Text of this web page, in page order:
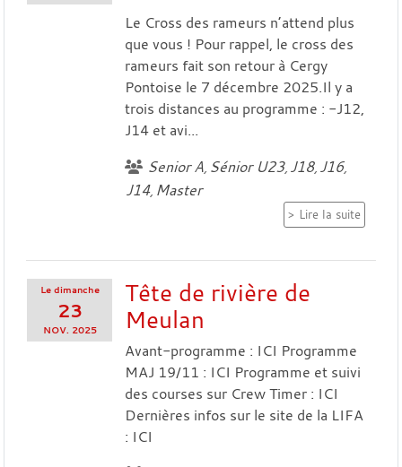
Le Cross des rameurs n’attend plus
que vous ! Pour rappel, le cross des
rameurs fait son retour à Cergy
Pontoise le 7 décembre 2025.Il y a
trois distances au programme : -J12,
J14 et avi...
Senior A Sénior U23 J18 J16
J14 Master
Lire la suite
Le dimanche
23
NOV. 2025
Tête de rivière de
Meulan
Avant-programme : ICI Programme
MAJ 19/11 : ICI Programme et suivi
des courses sur Crew Timer : ICI
Dernières infos sur le site de la LIFA
: ICI